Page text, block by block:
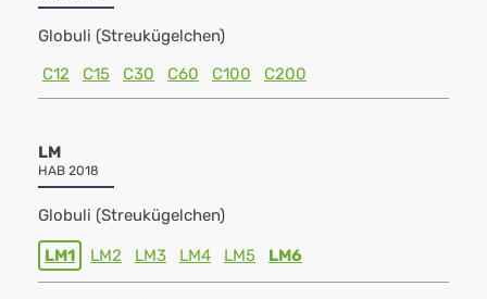
Globuli (Streukügelchen)
C12
C15 C30 C60 C100 C200
LM
HAB 2018
Globuli (Streukügelchen)
LM1 LM2 LM3 LM4 LM5 LM6